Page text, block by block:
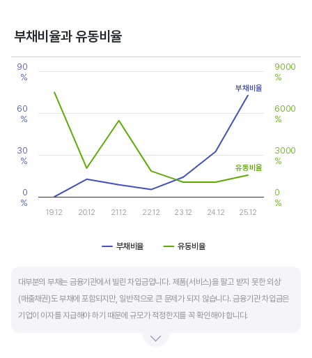
높은 이익률을 올리고 있다면, 그 기업은 타사 대비 제품(서비스)의 경쟁력이 높은 것으로
부채비율과 유동비율
Chart
Line chart with 2 lines.
View as data table, Chart
The chart has 1 X axis displaying categories.
The chart has 2 Y axes displaying values, and values.
부채비율 유동비율
19.12 20.12 21.12 22.12 23.12 24.12 25.12
0
%
30
%
60
%
90
%
0
%
3000
%
6000
%
9000
%
부채비율
유동비율
대부분의 부채는 금융기관에서 빌린 차입금입니다. 제품(서비스)을 팔고 받지 못한 외상
(매출채권)도 부채에 포함되지만, 일반적으로 큰 문제가 되지 않습니다. 금융기관 차입금은
기업이 이자를 지급해야 하기 때문에 규모가 적정한지를 꼭 확인해야 합니다.